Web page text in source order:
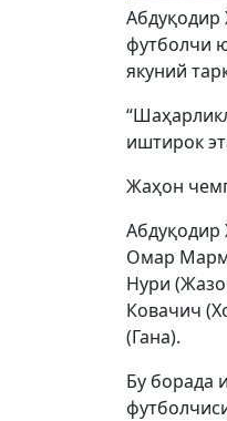
Абдуқодир
футболчи
якуний
иштирок
Жаҳон
Абдуқодир
Омар
Нури
Ковачич
(Гана).
Бу борада